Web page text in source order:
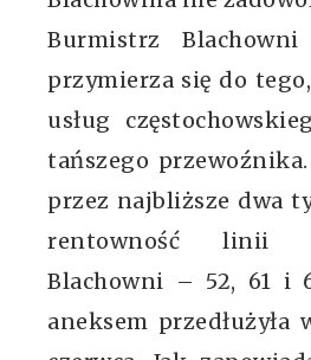
Burmistrz Blachowni
przymierza się do
usług
tańszego
przez najbliższe dwa
rentowność linii
Blachowni – 52, 61 i
aneksem przedłużyła